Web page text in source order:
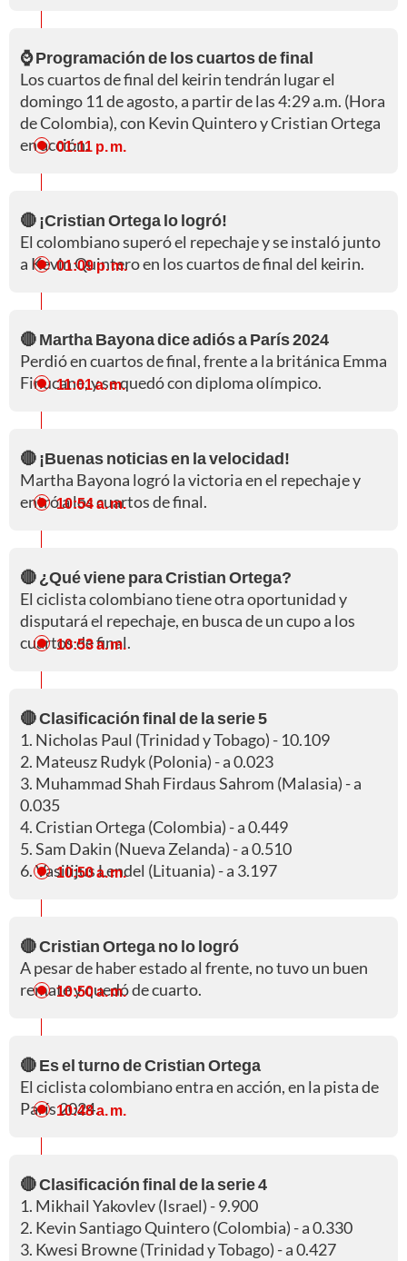
⌚ Programación de los cuartos de final
Los cuartos de final del keirin tendrán lugar el
domingo 11 de agosto, a partir de las 4:29 a.m. (Hora
de Colombia), con Kevin Quintero y Cristian Ortega
en acción.01:11 p. m.
🔴 ¡Cristian Ortega lo logró!
El colombiano superó el repechaje y se instaló junto
a Kevin Quintero en los cuartos de final del keirin.
01:09 p. m.
🔴 Martha Bayona dice adiós a París 2024
Perdió en cuartos de final, frente a la británica Emma
Finucane, y se quedó con diploma olímpico.
11:01 a. m.
🔴 ¡Buenas noticias en la velocidad!
Martha Bayona logró la victoria en el repechaje y
entró a los cuartos de final.
10:54 a. m.
🔴 ¿Qué viene para Cristian Ortega?
El ciclista colombiano tiene otra oportunidad y
disputará el repechaje, en busca de un cupo a los
cuartos de final.
10:53 a. m.
🔴 Clasificación final de la serie 5
1. Nicholas Paul (Trinidad y Tobago) - 10.109
2. Mateusz Rudyk (Polonia) - a 0.023
3. Muhammad Shah Firdaus Sahrom (Malasia) - a
0.035
4. Cristian Ortega (Colombia) - a 0.449
5. Sam Dakin (Nueva Zelanda) - a 0.510
6. Vasilijus Lendel (Lituania) - a 3.197
10:50 a. m.
🔴 Cristian Ortega no lo logró
A pesar de haber estado al frente, no tuvo un buen
remate y quedó de cuarto.
10:50 a. m.
🔴 Es el turno de Cristian Ortega
El ciclista colombiano entra en acción, en la pista de
París 2024.
10:48 a. m.
🔴 Clasificación final de la serie 4
1. Mikhail Yakovlev (Israel) - 9.900
2. Kevin Santiago Quintero (Colombia) - a 0.330
3. Kwesi Browne (Trinidad y Tobago) - a 0.427